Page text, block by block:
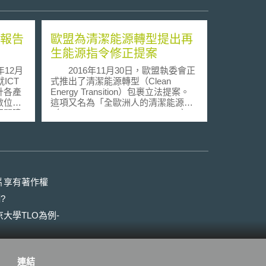
告
月
ICT
各產
位轉
關建
務
服
資通
明
，多
企業
中於
監測
歐盟為清潔能源轉型提出再
生能源指令修正提案
2016年11月30日，歐盟執委會正
式推出了清潔能源轉型（Clean
Energy Transition）包裹立法提案。
這項又名為「全歐洲人的清潔能源」
（Clean Energy for All Europeans）
包裹立法提案有三個主要目標，分別
並包含能源效率指令（2012/27/EU）
以及建築物能源績效指令
再生能源指令的修正草案方面，根據
享有著作權
大學TLO為例-
連結